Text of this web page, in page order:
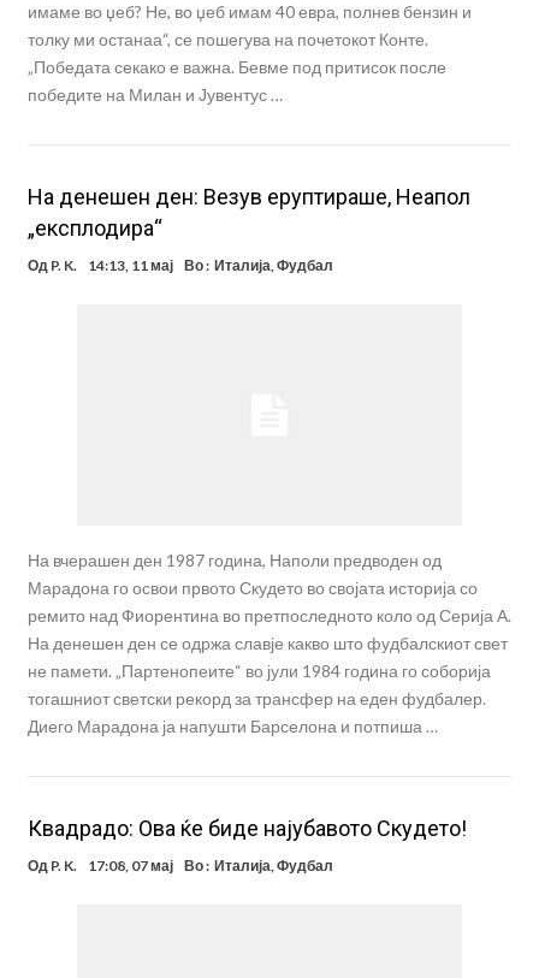
имаме во џеб? Не, во џеб имам 40 евра, полнев бензин и
толку ми останаа“, се пошегува на почетокот Конте.
„Победата секако е важна. Бевме под притисок после
победите на Милан и Јувентус …
На денешен ден: Везув еруптираше, Неапол
„експлодира“
Од P. K. 14:13, 11 мај Во : Италија,Фудбал
На вчерашен ден 1987 година, Наполи предводен од
Марадона го освои првото Скудето во својата историја со
ремито над Фиорентина во претпоследното коло од Серија А.
На денешен ден се одржа славје какво што фудбалскиот свет
не памети. „Партенопеите“ во јули 1984 година го соборија
тогашниот светски рекорд за трансфер на еден фудбалер.
Диего Марадона ја напушти Барселона и потпиша …
Квадрадо: Ова ќе биде најубавото Скудето!
Од P. K. 17:08, 07 мај Во : Италија Фудбал